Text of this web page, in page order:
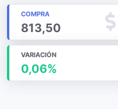
COMPRA
813,50
VARIACIÓN
0,06%